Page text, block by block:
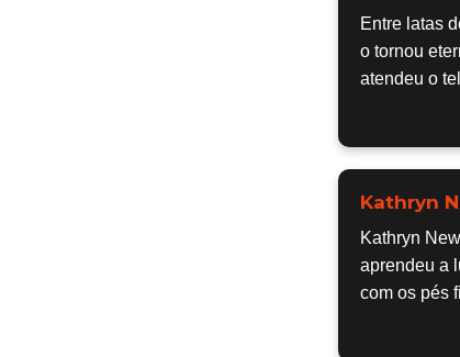
Entre latas
o tornou
atendeu o
Kathryn
Kathryn
aprendeu a
com os pés